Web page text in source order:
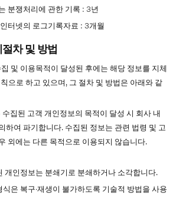
분쟁처리에 관한 기록 : 3년
터넷의 로그기록자료 : 3개월
차 및 방법
및 이용목적이 달성된 후에는 해당 정보를 지체
으로 하고 있으며, 그 절차 및 방법은 아래와 같
집된 고객 개인정보의 목적이 달성 시 회사 내
하여 파기합니다. 수집된 정보는 관련 법령 및 고
외에는 다른 목적으로 이용되지 않습니다.
개인정보는 분쇄기로 분쇄하거나 소각합니다.
은 복구∙재생이 불가하도록 기술적 방법을 사용